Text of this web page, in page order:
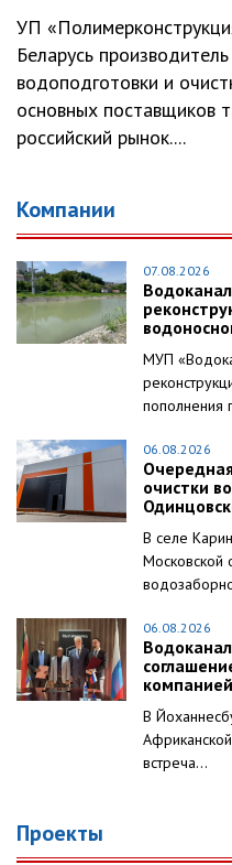
УП
Беларусь
водоподготовки и
основных поставщиков
российский рынок....
Компании
07.08.2026
МУП
пополнения
06.08.2026
очистки
В селе
Московской
06.08.2026
В
встреча...
Проекты